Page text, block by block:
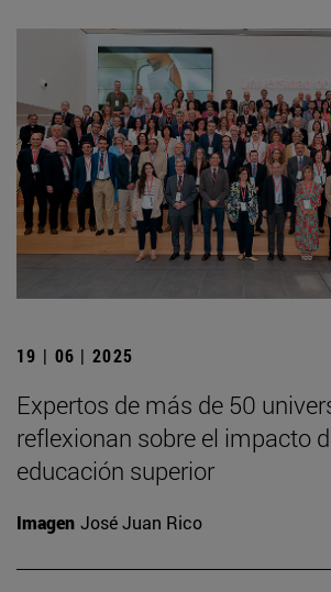
19 | 06 | 2025
Expertos de más de 50
reflexionan sobre el impacto
educación superior
Imagen José Juan Rico